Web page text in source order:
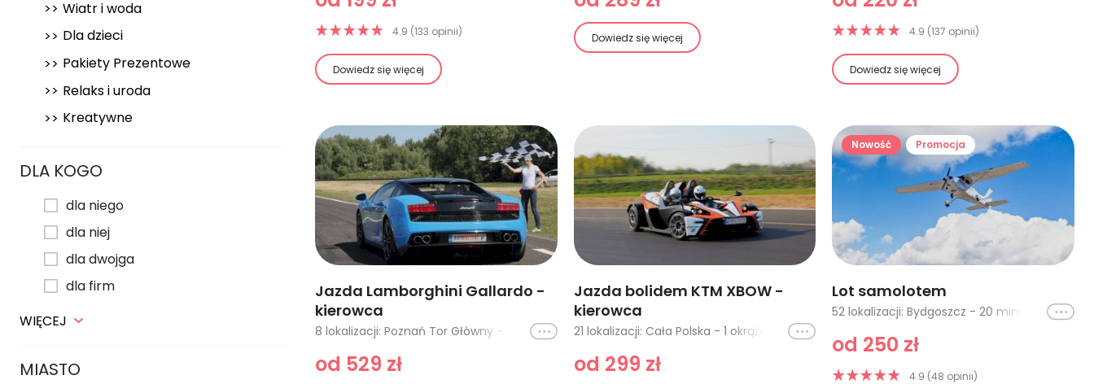
Wiatr i woda
Dla dzieci
Pakiety Prezentowe
Relaks i uroda
Kreatywne
DLA KOGO
dla niego
dla niej
dla dwojga
dla firm
WIĘCEJ
MIASTO
4.9 (133 opinii)
Dowiedz się więcej
Dowiedz się więcej 4.9 (137 opinii)
Dowiedz się więcej
Jazda Lamborghini Gallardo -
kierowca
8 lokalizacji: Poznań Tor Główny - 1 okrążenie, Cała Polska - 1 okrążenie, Cała Polska - 2 okrążenia, Cała Polska - 3 okrążenia, Cała Polska - 4 okrążenia, Poznań Tor Główny - 2 okrążenia, Silesia Ring Tor Główny - 1 okrążenie, Silesia Ring Tor Główny - 2 okrążenia
Ikona
od 529 zł
Jazda bolidem KTM XBOW -
kierowca
21 lokalizacji: Cała Polska - 1 okrążenie, Tor Poznań Główny - 2 okrążenia, Tor Krzywa (Wrocław) - 1 okrążenie, Tor Poznań Główny - 1 okrążenie, Cała Polska - 2 okrążenia, Cała Polska - 3 okrążenia, Cała Polska - 4 okrążenia, Tor Silesia Ring Główny - 1 okrążenie, Tor Silesia Ring Główny - 2 okrążenia, Tor Jastrząb (Radom, Kielce) - 1 okrążenie, Tor Kraków - 1 okrążenie, Tor Łódź - 1 okrążenie, Tor Bednary (Poznań) - 1 okrążenie, Tor Słomczyn (Warszawa) - 1 okrążenie, Tor Koszalin - 1 okrążenie, Tor Gdańsk Pszczółki - 1 okrążenie, Tor Modlin (Warszawa) - 1 okrążenie, Kielce - 1 okrążenie, Kielce - 2 okrążenia, Kielce - 5 okrążeń, Kielce - 10 okrążeń
Ikona
od 299 zł
Nowość Promocja
Lot samolotem
52 lokalizacji: Bydgoszcz - 20 minut, Rybnik - 10 minut (1-3 os), Łódź - 30 minut, Toruń (Łysomice) - 20 minut, Toruń (Łysomice) - lot VIP, Bydgoszcz - lot VIP, Rybnik - 20 minut (1-3os), Rybnik - 30 minut (1-3os), Kraków - 20 minut, Kraków - 30 minut, Trójmiasto - 15 minut, Trójmiasto - 30 minut, Jura Krakowsko-Częstochowska - 15 minut, Gliwice - 20 minut, Kielce - lot w Tatry, Zakopane - 20 minut (3 osoby), Gliwice - 30 minut (Pipistrel), Olsztyn - 15 minut, Olsztyn - 30 minut, Olsztyn - 60 minut, Kielce - 15 minut, Kielce - 20 minut, Kielce - 30 minut, Kielce - 60 minut, Jaworzno - 20 minut, Jaworzno - 30 minut, Jura Krakowsko-Częstochowska - 30 minut, Lot nad Tatrami, Mazury - 15 minut, Mazury - 30 minut, Mazury - 60 minut, Warszawa - 15 minut, Warszawa - 30 minut, Warszawa - 60 minut, Łódź - 15 minut, Łódź - 60 minut, Gliwice - lot w Beskidy, Gliwice - lot w Tatry, Gdańsk - 15 minut, Bielsko-Biała - 20 minut, Bielsko-Biała - 30 minut, Opole (Kamień Śląski) - 20 minut, Opole (Kamień Śląski) - 30 minut, Szczecinek - 15 minut, Szczecinek z filmowaniem - 15 minut, Bydgoszcz - 30 minut, Katowice - 20 minut, Szczecin - 15 minut, Szczecin - 30 minut, Szczecin - 60 minut, Włocławek - Cessna 172 - 15 minut, Włocławek - Cessna 172 - 30 minut
Ikona
od 250 zł
4.9 (48 opinii)